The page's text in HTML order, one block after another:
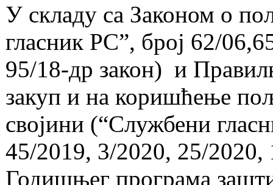
У складу са Законом о
гласник РС”, број 62/
95/18-др закон) и
закуп и на коришћење
својини (“Службени
45/2019, 3/2020, 25/2020,
Годишњег програма